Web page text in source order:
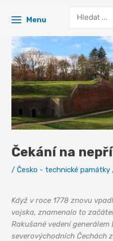
Menu
for:
Čekání na
/ Česko - technické památky
Když v roce 1778 znovu
vojska, znamenalo to
Rakušané vedení
severovýchodních Čechách